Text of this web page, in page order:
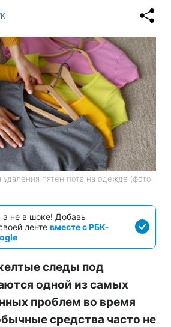
пятен пота на одежде (фото:
а не в шоке! Добавь
ленте вместе с РБК-
следы под
одной из самых
проблем во время
средства часто не